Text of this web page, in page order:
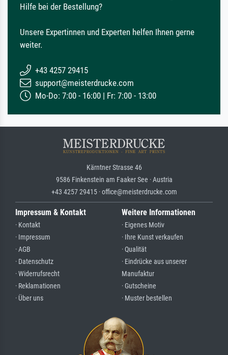
Hilfe bei der Bestellung?
Unsere Expertinnen und Experten helfen Ihnen gerne
weiter.
+43 4257 29415
support@meisterdrucke.com
Mo-Do: 7:00 - 16:00 | Fr: 7:00 - 13:00
Kärntner Strasse 46
9586 Finkenstein am Faaker See · Austria
+43 4257 29415 · office@meisterdrucke.com
Impressum & Kontakt
· Kontakt
· Impressum
· AGB
· Datenschutz
· Widerrufsrecht
· Reklamationen
· Über uns
Weitere Informationen
· Eigenes Motiv
· Ihre Kunst verkaufen
· Qualität
· Eindrücke aus unserer
Manufaktur
· Gutscheine
· Muster bestellen